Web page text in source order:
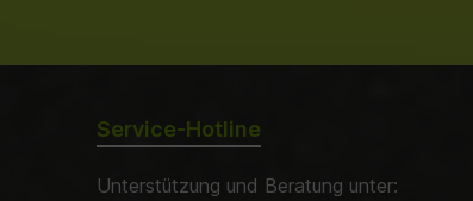
Service-Hotline
Unterstützung und Beratung unter: